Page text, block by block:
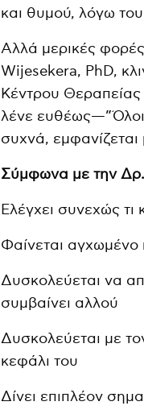
και θυμού, λόγω
Αλλά μερικές
Wijesekera, PhD,
Κέντρου Θεραπείας
λένε
συχνά,
Σύμφωνα με την Δρ.
Ελέγχει συνεχώς τι
Φαίνεται αγχωμένο
Δυσκολεύεται να
συμβαίνει αλλού
Δυσκολεύεται με
κεφάλι του
Δίνει επιπλέον